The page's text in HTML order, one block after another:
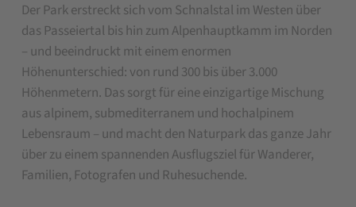
Der Park erstreckt sich vom Schnalstal im Westen über
das Passeiertal bis hin zum Alpenhauptkamm im Norden
– und beeindruckt mit einem enormen
Höhenunterschied: von rund 300 bis über 3.000
Höhenmetern. Das sorgt für eine einzigartige Mischung
aus alpinem, submediterranem und hochalpinem
Lebensraum – und macht den Naturpark das ganze Jahr
über zu einem spannenden Ausflugsziel für Wanderer,
Familien, Fotografen und Ruhesuchende.